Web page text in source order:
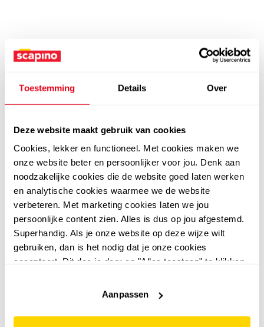
Toestemming Details Over
Deze website maakt gebruik van cookies
Cookies, lekker en functioneel. Met cookies maken we
onze website beter en persoonlijker voor jou. Denk aan
noodzakelijke cookies die de website goed laten werken
en analytische cookies waarmee we de website
verbeteren. Met marketing cookies laten we jou
persoonlijke content zien. Alles is dus op jou afgestemd.
Superhandig. Als je onze website op deze wijze wilt
gebruiken, dan is het nodig dat je onze cookies
accepteert. Dit doe je door op "Alles toestaan" te klikken.
website niet optimaal functioneert.
Aanpassen